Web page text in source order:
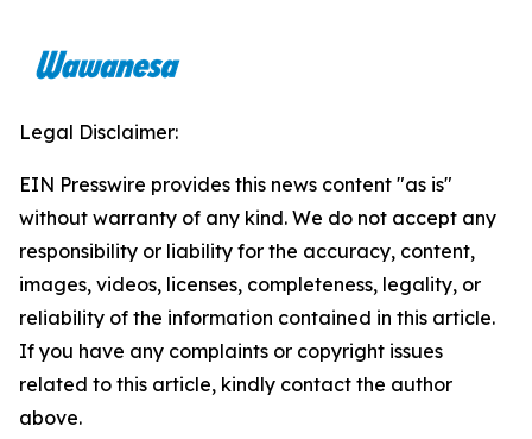
Legal Disclaimer:
EIN Presswire provides this news content "as is"
without warranty of any kind. We do not accept any
responsibility or liability for the accuracy, content,
images, videos, licenses, completeness, legality, or
reliability of the information contained in this article.
If you have any complaints or copyright issues
related to this article, kindly contact the author
above.